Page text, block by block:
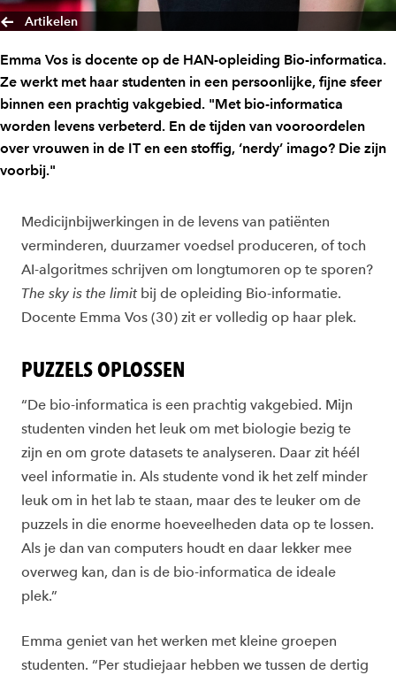
Artikelen
Emma Vos is docente op de HAN-opleiding Bio-informatica.
Ze werkt met haar studenten in een persoonlijke, fijne sfeer
binnen een prachtig vakgebied. "Met bio-informatica
worden levens verbeterd. En de tijden van vooroordelen
over vrouwen in de IT en een stoffig, ‘nerdy’ imago? Die zijn
voorbij."
Medicijnbijwerkingen in de levens van patiënten
verminderen, duurzamer voedsel produceren, of toch
AI-algoritmes schrijven om longtumoren op te sporen?
The sky is the limitbij de opleiding Bio-informatie.
Docente Emma Vos (30) zit er volledig op haar plek.
PUZZELS OPLOSSEN
“De bio-informatica is een prachtig vakgebied. Mijn
studenten vinden het leuk om met biologie bezig te
zijn en om grote datasets te analyseren. Daar zit héél
veel informatie in. Als studente vond ik het zelf minder
leuk om in het lab te staan, maar des te leuker om de
puzzels in die enorme hoeveelheden data op te lossen.
Als je dan van computers houdt en daar lekker mee
overweg kan, dan is de bio-informatica de ideale
plek.”
Emma geniet van het werken met kleine groepen
studenten. “Per studiejaar hebben we tussen de dertig